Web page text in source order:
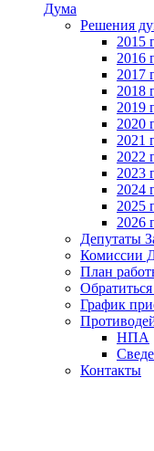
Дума
Решения
2015
2016
2017
2018
2019
2020
2021
2022
2023
2024
2025
2026
Депутаты
Комиссии
План
График
НПА
Контакты